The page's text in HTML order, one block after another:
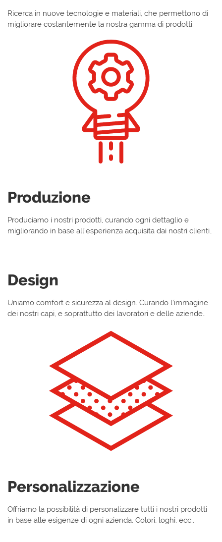
Ricerca in nuove tecnologie e materiali, che permettono di
migliorare costantemente la nostra gamma di prodotti.
Produzione
Produciamo i nostri prodotti, curando ogni dettaglio e
migliorando in base all’esperienza acquisita dai nostri clienti.
Design
Uniamo comfort e sicurezza al design. Curando l’immagine
dei nostri capi, e soprattutto dei lavoratori e delle aziende.
Personalizzazione
Offriamo la possibilità di personalizzare tutti i nostri prodotti
in base alle esigenze di ogni azienda. Colori, loghi, ecc.